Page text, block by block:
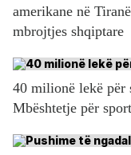
amerikane në
mbrojtjes shqiptare
40 milionë lekë
Mbështetje për